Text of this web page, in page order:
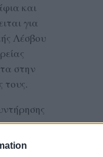
και
για
Λέσβου
στην
τους.
οι